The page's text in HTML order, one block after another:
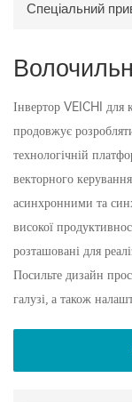
Спеціальний
Інвертор VEICHI для
продовжує
технологічній
векторного
асинхронними та
високої
розташовані для
Посильте дизайн
галузі, а також